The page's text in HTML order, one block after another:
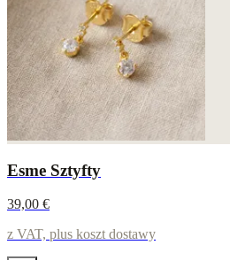
Esme Sztyfty
39,00 €
z VAT, plus koszt dostawy